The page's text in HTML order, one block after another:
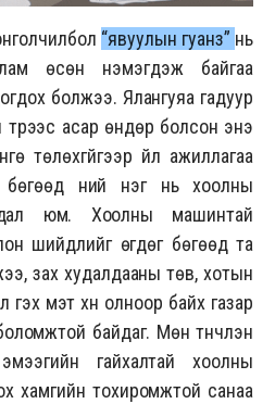
“явуулын гуанз” нь
өсөн нэмэгдэж байгаа
болжээ. Ялангуяа гадуур
асар өндөр болсон энэ
төлөхгүйгээр үйл ажиллагаа
үүний нэг нь хоолны
юм. Хоолны машинтай
шийдлийг өгдөг бөгөөд та
зах худалдааны төв, хотын
мэт хүн олноор байх газар
байдаг. Мөн түүнчлэн
гайхалтай хоолны
хамгийн тохиромжтой санаа